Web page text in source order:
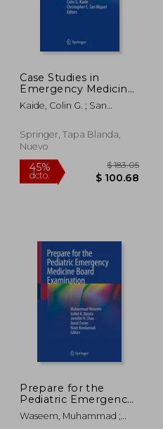
Case Studies in
Emergency Medicine:
Learning Rounds:
Learn, Evaluate,
Inglés)
Kaide, Colin G. ; San
Springer, Tapa Blanda,
Nuevo
45%
dcto.
Prepare for the
Pediatric Emergency
Medicine Board
Examination (en
Waseem, Muhammad ;